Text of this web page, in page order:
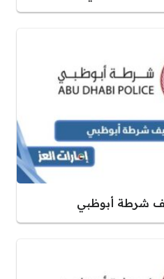
شرطة أبوظبي